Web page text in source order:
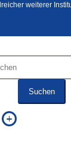
weiterer
Suchen